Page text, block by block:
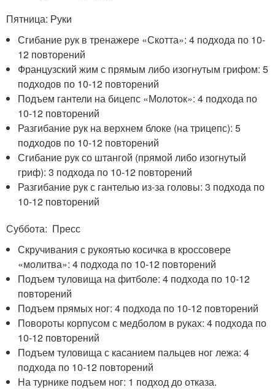
Пятница: Руки
Сгибание рук в тренажере «Скотта»: 4 подхода по 10-
12 повторений
Французский жим с прямым либо изогнутым грифом: 5
подходов по 10-12 повторений
Подъем гантели на бицепс «Молоток»: 4 подхода по
10-12 повторений
Разгибание рук на верхнем блоке (на трицепс): 5
подходов по 10-12 повторений
Сгибание рук со штангой (прямой либо изогнутый
гриф): 3 подхода по 10-12 повторений
Разгибание рук с гантелью из-за головы: 3 подхода по
10-12 повторений
Суббота: Пресс
Скручивания с рукоятью косичка в кроссовере
«молитва»: 4 подхода по 10-12 повторений
Подъем туловища на фитболе: 4 подхода по 10-12
повторений
Подъем прямых ног: 4 подхода по 10-12 повторений
Повороты корпусом с медболом в руках: 4 подхода по
10-12 повторений
Подъем туловища с касанием пальцев ног лежа: 4
подхода по 10-12 повторений
На турнике подъем ног: 1 подход до отказа.